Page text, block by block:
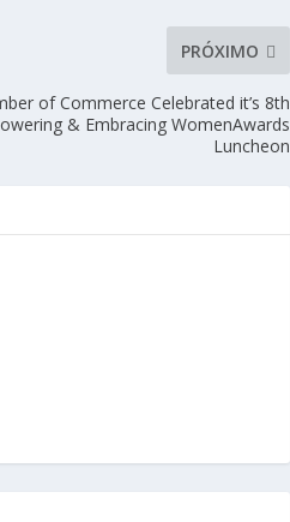
PRÓXIMO
of Commerce Celebrated it’s 8th
& Embracing WomenAwards
Luncheon